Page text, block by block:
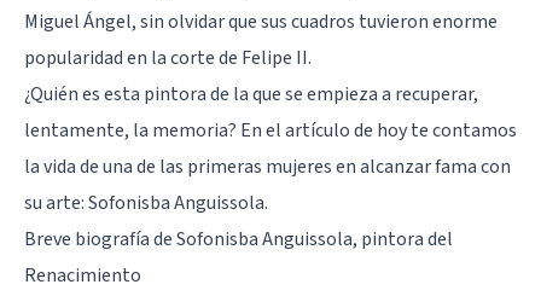
Miguel Ángel, sin olvidar que sus cuadros tuvieron enorme
popularidad en la corte de Felipe II.
¿Quién es esta pintora de la que se empieza a recuperar,
lentamente, la memoria? En el artículo de hoy te contamos
la vida de una de las primeras mujeres en alcanzar fama con
su arte: Sofonisba Anguissola.
Breve biografía de Sofonisba Anguissola, pintora del
Renacimiento